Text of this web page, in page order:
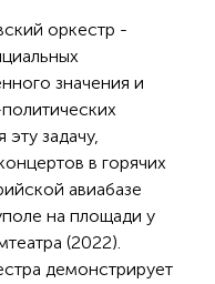
оркестр -
значения и
задачу,
в горячих
авиабазе
на площади у
(2022).
демонстрирует